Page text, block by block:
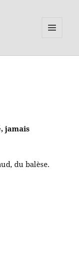
WIDGETS
jamais
du balèse.